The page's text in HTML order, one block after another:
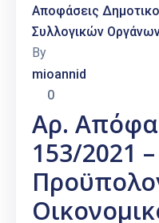
Αποφάσεις
Συλλογικών
By
mioannid
0
Αρ.
153/2021